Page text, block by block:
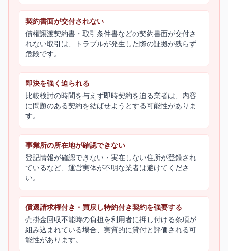
契約書面が交付されない
債権譲渡契約書・取引条件書などの契約書面が交付さ
れない取引は、トラブルが発生した際の証拠が残らず
危険です。
即決を強く迫られる
比較検討の時間を与えず即時契約を迫る業者は、内容
に問題のある契約を結ばせようとする可能性がありま
す。
事業所の所在地が確認できない
登記情報が確認できない・実在しない住所が登録され
ているなど、運営実体が不明な業者は避けてくださ
い。
償還請求権付き・買戻し特約付き契約を強要する
売掛金回収不能時の負担を利用者に押し付ける条項が
組み込まれている場合、実質的に貸付と評価される可
能性があります。